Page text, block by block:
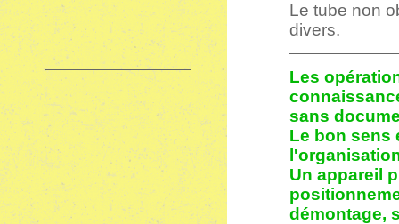
Le tube non
divers.
Les
sans
Le bon sens
Un appareil
démontage,